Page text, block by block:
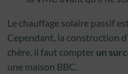
Le chauffage solaire passif
Cependant, la construction
chère, il faut compter un
une maison BBC.